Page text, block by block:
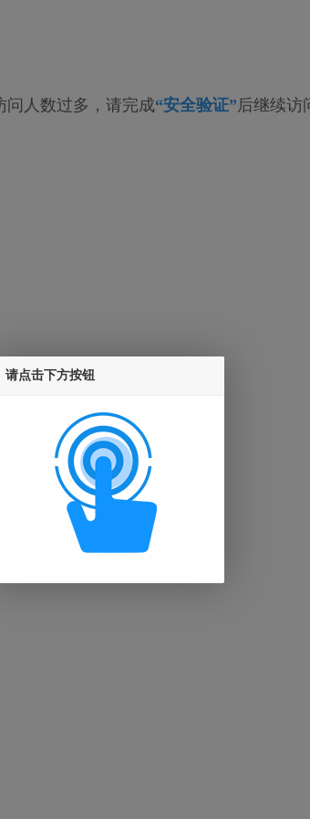
问人数过多，请完成“安全验证”后继续访
请点击下方按钮